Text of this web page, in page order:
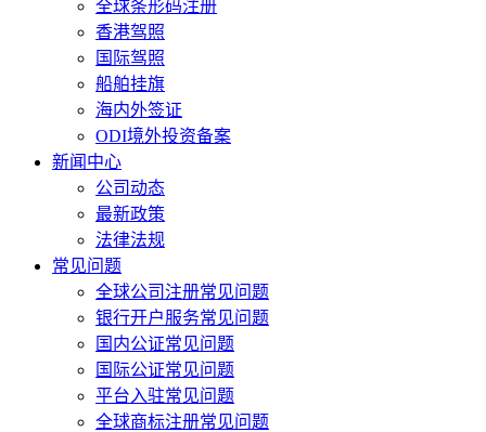
全球条形码注册
香港驾照
国际驾照
船舶挂旗
海内外签证
ODI境外投资备案
新闻中心
公司动态
最新政策
法律法规
常见问题
全球公司注册常见问题
银行开户服务常见问题
国内公证常见问题
国际公证常见问题
平台入驻常见问题
全球商标注册常见问题